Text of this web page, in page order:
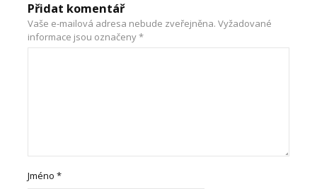
Přidat komentář
Vaše e-mailová adresa nebude zveřejněna. Vyžadované
informace jsou označeny*
Jméno*